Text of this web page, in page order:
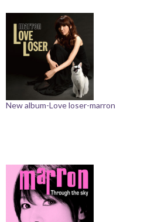
New album-Love loser-marron